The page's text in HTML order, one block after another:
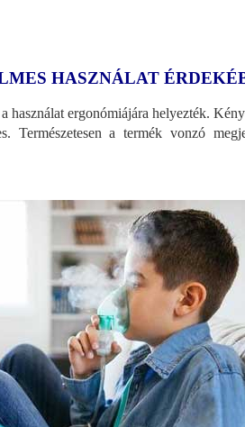
HASZNÁLAT
használat ergonómiájára helyezték.
Természetesen a termék vonzó